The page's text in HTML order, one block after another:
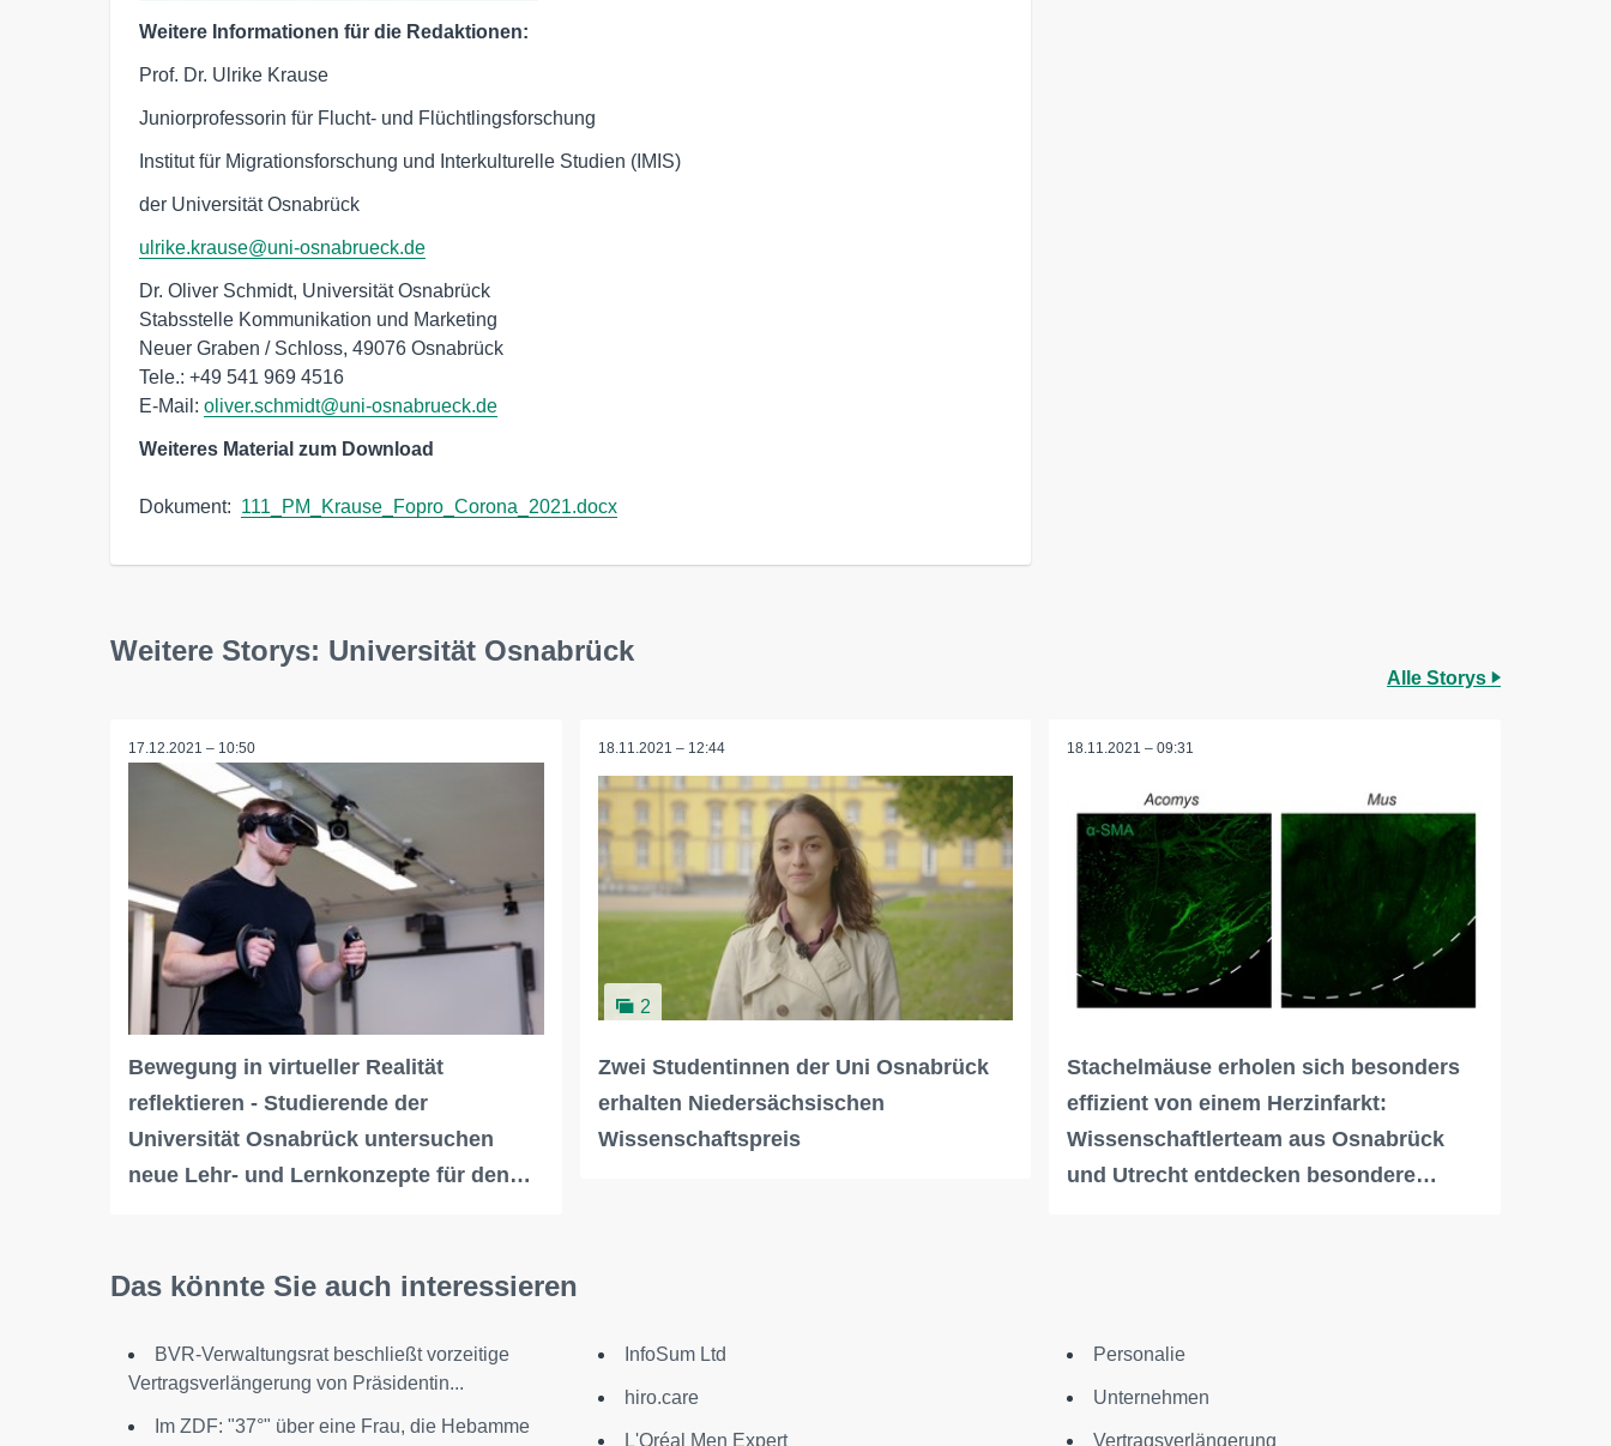
Weitere Informationen für die Redaktionen:
Prof. Dr. Ulrike Krause
Juniorprofessorin für Flucht- und Flüchtlingsforschung
Institut für Migrationsforschung und Interkulturelle Studien (IMIS)
der Universität Osnabrück
ulrike.krause@uni-osnabrueck.de
Dr. Oliver Schmidt, Universität Osnabrück
Stabsstelle Kommunikation und Marketing
Neuer Graben / Schloss, 49076 Osnabrück
Tele.: +49 541 969 4516
E-Mail: oliver.schmidt@uni-osnabrueck.de
Weiteres Material zum Download
Dokument: 111_PM_Krause_Fopro_Corona_2021.docx
Weitere Storys: Universität Osnabrück
Alle Storys
17.12.2021 – 10:50
Bewegung in virtueller Realität
reflektieren - Studierende der
Universität Osnabrück untersuchen
neue Lehr- und Lernkonzepte für den…
18.11.2021 – 12:44
2
Zwei Studentinnen der Uni Osnabrück
erhalten Niedersächsischen
Wissenschaftspreis
18.11.2021 – 09:31
Stachelmäuse erholen sich besonders
effizient von einem Herzinfarkt:
Wissenschaftlerteam aus Osnabrück
und Utrecht entdecken besondere…
Das könnte Sie auch interessieren
BVR-Verwaltungsrat beschließt vorzeitige
Vertragsverlängerung von Präsidentin...
Im ZDF: "37°" über eine Frau, die Hebamme
InfoSum Ltd
hiro.care
L'Oréal Men Expert
Personalie
Unternehmen
Vertragsverlängerung